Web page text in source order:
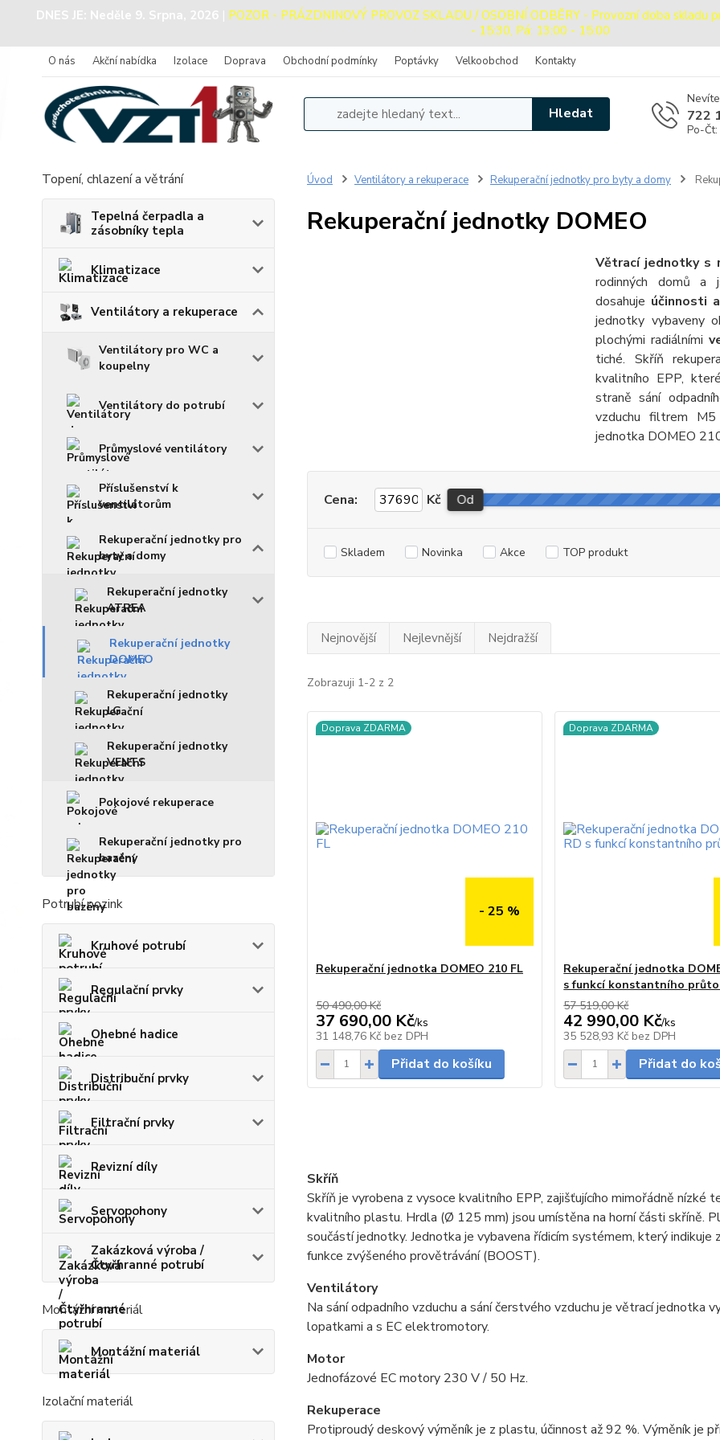
DNES JE: Neděle 9. Srpna, 2026 | POZOR - PRÁZDNINOVÝ PROVOZ SKLADU / OSOBNÍ ODBĚRY - Provozní doba
- 15:30, Pá: 13:00 - 15:00
O nás Akční nabídka Izolace Doprava Obchodní podmínky Poptávky Velkoobchod Kontakty
Hledat 722
Po-
Topení, chlazení a větrání
Tepelná čerpadla a
zásobníky tepla
Klimatizace
Ventilátory a rekuperace
Ventilátory pro WC a
koupelny
Ventilátory do potrubí
Průmyslové ventilátory
Příslušenství k
ventilátorům
Rekuperační jednotky pro
byty a domy
Rekuperační jednotky
ATREA
Rekuperační jednotky
DOMEO
Rekuperační jednotky
LG
Rekuperační jednotky
VENTS
Pokojové rekuperace
Rekuperační jednotky pro
bazény
Potrubí pozink
Kruhové potrubí
Regulační prvky
Ohebné hadice
Distribuční prvky
Filtrační prvky
Revizní díly
Servopohony
Zakázková výroba /
Čtyřhranné potrubí
Montážní materiál
Montážní materiál
Izolační materiál
Úvod Ventilátory a rekuperace Rekuperační jednotky pro byty a domy
Rekuperační jednotky DOMEO
Větrací jednotky s
rodinných domů a
dosahuje účinnosti
jednotky vybaveny
plochými radiálními
tiché. Skříň
kvalitního EPP,
straně sání
vzduchu filtrem
jednotka DOMEO
Cena: Kč Od
Skladem Novinka Akce TOP produkt
Nejnovější Nejlevnější Nejdražší
Zobrazuji 1-2 z 2
Doprava ZDARMA
- 25 %
Rekuperační jednotka DOMEO 210 FL
50 490,00 Kč
37 690,00 Kč/ks
31 148,76 Kč bez DPH
Přidat do košíku
Doprava ZDARMA
Rekuperační jednotka
s funkcí konstantního
57 519,00 Kč
42 990,00 Kč/ks
35 528,93 Kč bez DPH
Přidat do
Skříň
Skříň je vyrobena z vysoce kvalitního EPP, zajišťujícího mimořádně
kvalitního plastu. Hrdla (Ø 125 mm) jsou umístěna na horní části skříně.
součástí jednotky. Jednotka je vybavena řídicím systémem, který
funkce zvýšeného provětrávání (BOOST).
Ventilátory
Na sání odpadního vzduchu a sání čerstvého vzduchu je větrací jednotka
lopatkami a s EC elektromotory.
Motor
Jednofázové EC motory 230 V / 50 Hz.
Rekuperace
Protiproudý deskový výměník je z plastu, účinnost až 92 %. Výměník je